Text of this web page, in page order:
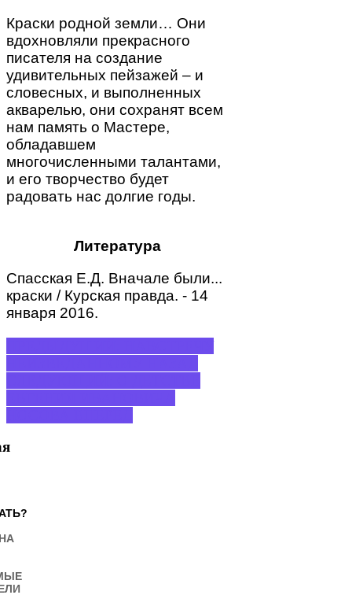
Краски родной земли… Они
вдохновляли прекрасного
писателя на создание
удивительных пейзажей – и
словесных, и выполненных
акварелью, они сохранят всем
нам память о Мастере,
обладавшем
многочисленными талантами,
и его творчество будет
радовать нас долгие годы.
Литература
Спасская Е.Д. Вначале были...
краски / Курская правда. - 14
января 2016.